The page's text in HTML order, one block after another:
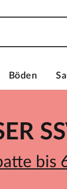
Böden
bis